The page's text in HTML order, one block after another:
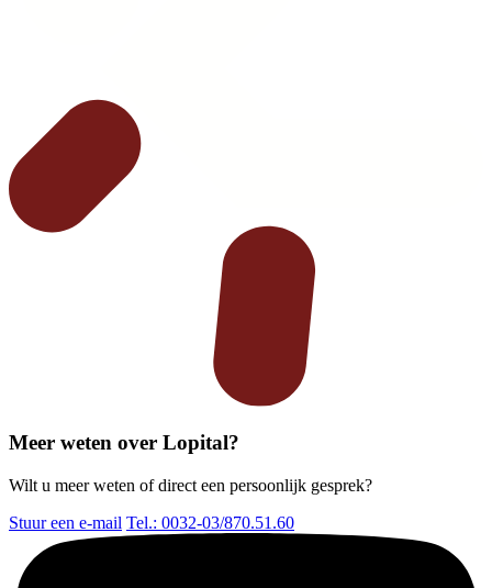
Meer weten over Lopital?
Wilt u meer weten of direct een persoonlijk gesprek?
Stuur een e-mail Tel.: 0032-03/870.51.60